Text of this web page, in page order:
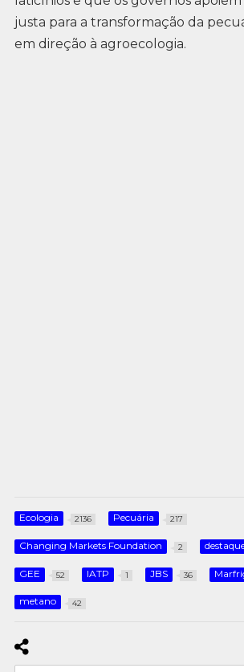
justa para a transformação da
em direção à agroecologia.
Ecologia 2136 Pecuária 217
Changing Markets Foundation 2
GEE 52 IATP 1 JBS 36
metano 42